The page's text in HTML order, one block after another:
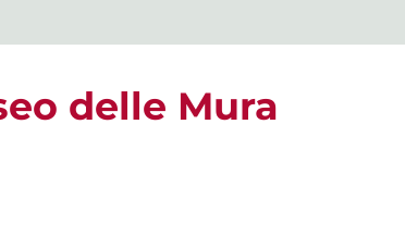
delle Mura